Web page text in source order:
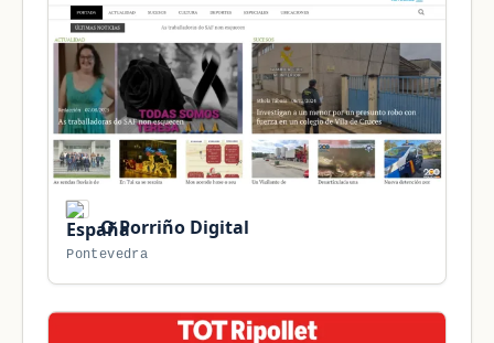
O Porriño Digital
Pontevedra